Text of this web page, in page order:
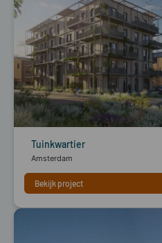
Tuinkwartier
Amsterdam
Bekijk project